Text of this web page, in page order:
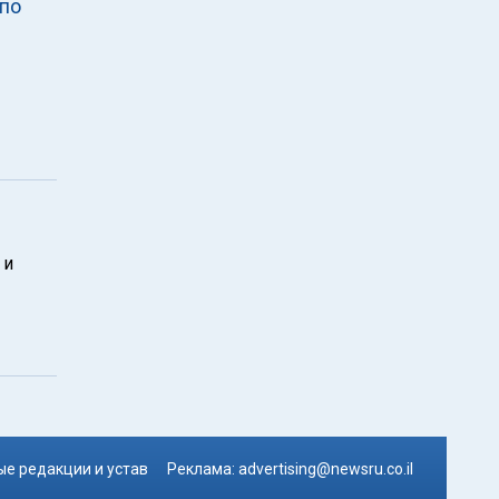
редакции и устав Реклама: advertising@newsru.co.il